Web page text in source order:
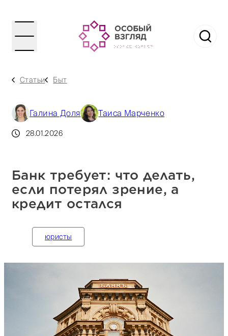
Статьи Быт
Галина Доля Таиса Марченко
28.01.2026
Банк требует: что делать,
если потерял зрение, а
кредит остался
юристы